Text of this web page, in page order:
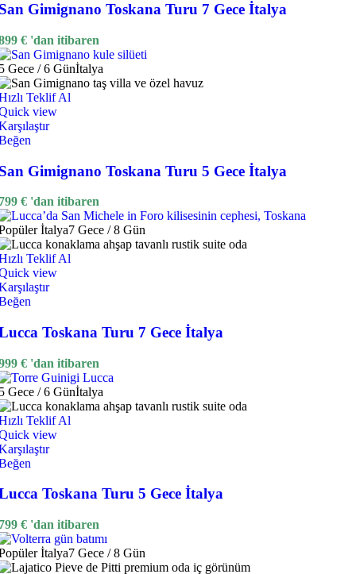
Gimignano Toskana Turu 7 Gece İtalya
€ 'dan itibaren
Gece / 6 Günİtalya
Teklif Al
view
Gimignano Toskana Turu 5 Gece İtalya
€ 'dan itibaren
İtalya7 Gece / 8 Gün
Teklif Al
view
Toskana Turu 7 Gece İtalya
€ 'dan itibaren
Gece / 6 Günİtalya
Teklif Al
view
Toskana Turu 5 Gece İtalya
€ 'dan itibaren
İtalya7 Gece / 8 Gün